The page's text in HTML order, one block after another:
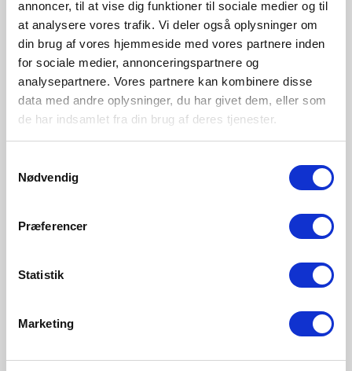
annoncer, til at vise dig funktioner til sociale medier og til
at analysere vores trafik. Vi deler også oplysninger om
din brug af vores hjemmeside med vores partnere inden
for sociale medier, annonceringspartnere og
analysepartnere. Vores partnere kan kombinere disse
data med andre oplysninger, du har givet dem, eller som
de har indsamlet fra din brug af deres tjenester.
Nødvendig
Præferencer
Statistik
Marketing
Lysstyrke (lumen)
450.0
IP-vurdering
IP20
Område
Indendørs
Primært materiale
2510300101
Relaterede produkter